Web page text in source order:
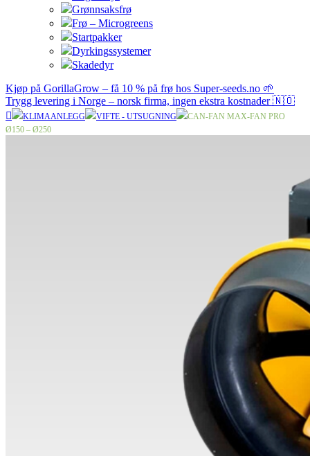
Grønnsaksfrø
Frø – Microgreens
Startpakker
Dyrkingssystemer
Skadedyr
Kjøp på GorillaGrow – få 10 % på frø hos Super-seeds.no 🌱
Trygg levering i Norge – norsk firma, ingen ekstra kostnader 🇳🇴
KLIMAANLEGG VIFTE - UTSUGNING
CAN-FAN MAX-FAN PRO
Ø150 – Ø250